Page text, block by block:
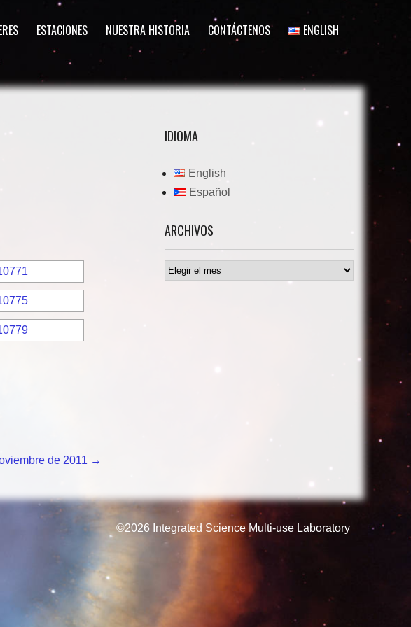
ESTACIONES NUESTRA HISTORIA CONTÁCTENOS ENGLISH
de 2011 →
IDIOMA
English
Español
ARCHIVOS
Archivos
©2026 Integrated Science Multi-use Laboratory